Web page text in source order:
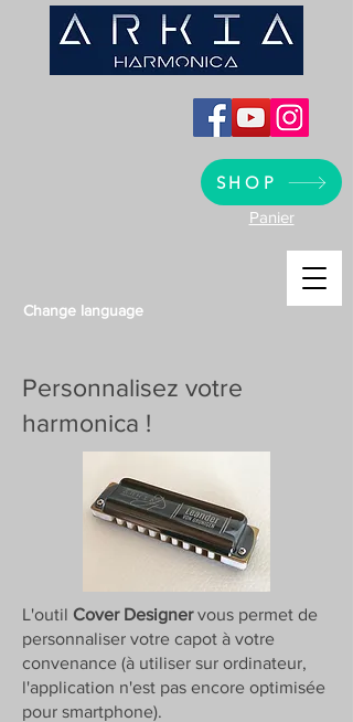
SHOP
Panier
Change language
Personnalisez votre
harmonica !
L'outil Cover Designervous permet de
personnaliser votre capot à votre
convenance (à utiliser sur ordinateur,
l'application n'est pas encore optimisée
pour smartphone).